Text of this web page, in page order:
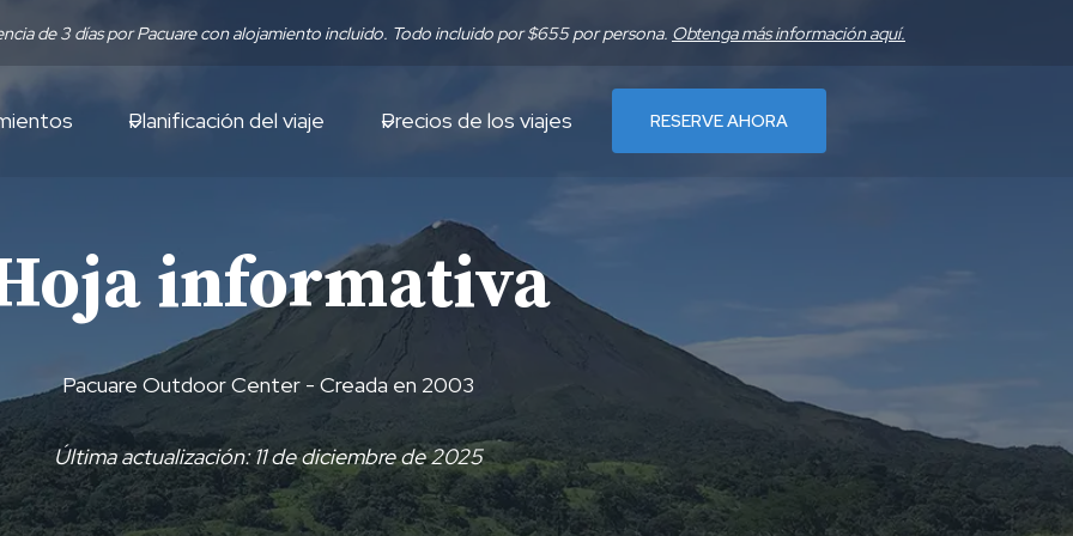
de 3 días por Pacuare con alojamiento incluido. Todo incluido por $655 por persona. Obtenga más información aquí.
Planificación del viaje Precios de los viajes RESERVE AHORA
informativa
Pacuare Outdoor Center - Creada en 2003
Última actualización: 11 de diciembre de 2025